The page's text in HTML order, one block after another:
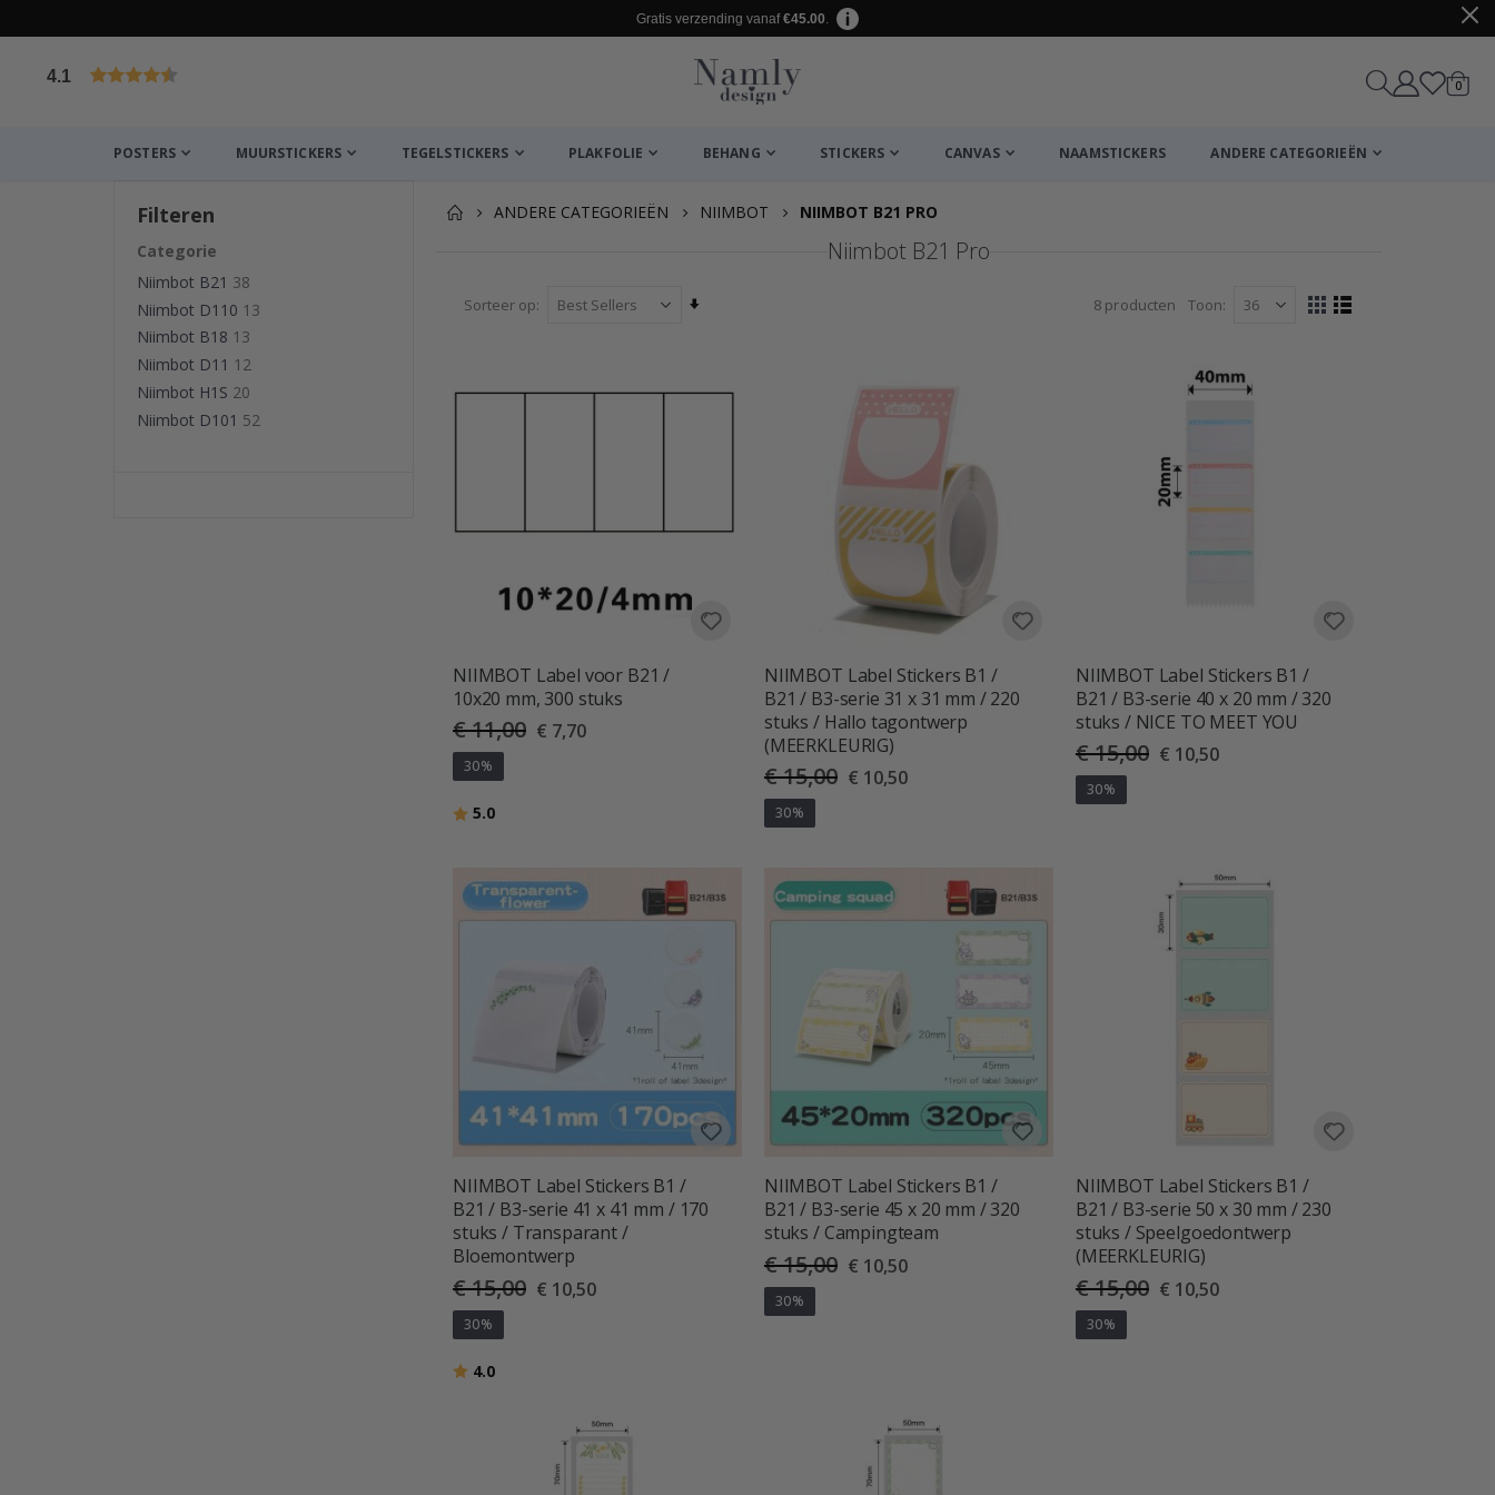
Gratis verzending vanaf€45.00.
4.1 0
POSTERS MUURSTICKERS TEGELSTICKERS PLAKFOLIE BEHANG STICKERS CANVAS NAAMSTICKERS ANDERE CATEGORIEËN
ANDERE CATEGORIEËN NIIMBOT NIIMBOT B21 PRO
Niimbot B21 Pro
Sorteer op 8 producten Toon
Tonen
Foto-Lijst
NIIMBOT Label voor B21 /
10x20 mm, 300 stuks
€ 11,00 Special
Price
€ 7,70
30%
Beoordeling:
5.0
NIIMBOT Label Stickers B1 /
B21 / B3-serie 31 x 31 mm / 220
stuks / Hallo tagontwerp
(MEERKLEURIG)
€ 15,00 Special
Price
€ 10,50
30%
NIIMBOT Label Stickers B1 /
B21 / B3-serie 40 x 20 mm / 320
stuks / NICE TO MEET YOU
€ 15,00 Special
Price
€ 10,50
30%
NIIMBOT Label Stickers B1 /
B21 / B3-serie 41 x 41 mm / 170
stuks / Transparant /
Bloemontwerp
€ 15,00 Special
Price
€ 10,50
30%
Beoordeling:
4.0
NIIMBOT Label Stickers B1 /
B21 / B3-serie 45 x 20 mm / 320
stuks / Campingteam
€ 15,00 Special
Price
€ 10,50
30%
NIIMBOT Label Stickers B1 /
B21 / B3-serie 50 x 30 mm / 230
stuks / Speelgoedontwerp
(MEERKLEURIG)
€ 15,00 Special
Price
€ 10,50
30%
Filteren
Categorie
Niimbot B21 38
Niimbot D110 13
Niimbot B18 13
Niimbot D11 12
Niimbot H1S 20
Niimbot D101 52